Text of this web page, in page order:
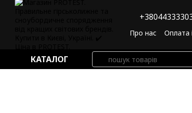
Перейти до основного контенту
Про нас Оплата
КАТАЛОГ